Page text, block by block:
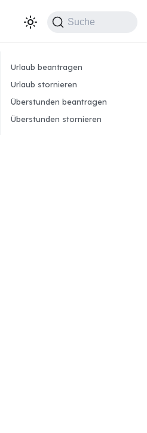
Suche
Urlaub beantragen
Urlaub stornieren
Überstunden beantragen
Überstunden stornieren